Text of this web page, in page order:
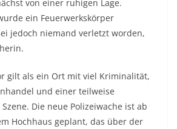
von einer ruhigen Lage.
ein Feuerwerkskörper
jedoch niemand verletzt worden,
gilt als ein Ort mit viel Kriminalität,
und einer teilweise
Die neue Polizeiwache ist ab
Hochhaus geplant, das über der